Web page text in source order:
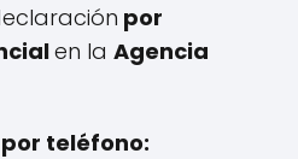
por
en la Agencia
teléfono: